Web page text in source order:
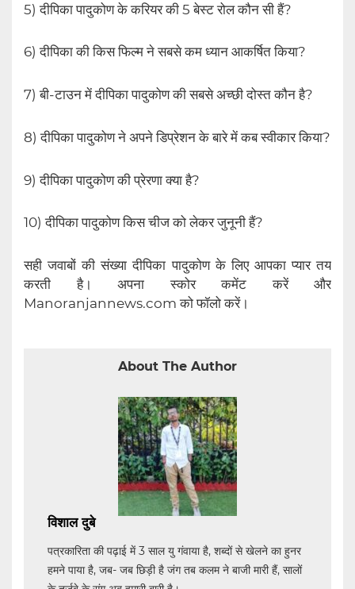
5) दीपिका पादुकोण के करियर की 5 बेस्ट रोल कौन सी हैं?
6) दीपिका की किस फिल्म ने सबसे कम ध्यान आकर्षित किया?
7) बी-टाउन में दीपिका पादुकोण की सबसे अच्छी दोस्त कौन है?
8) दीपिका पादुकोण ने अपने डिप्रेशन के बारे में कब स्वीकार किया?
9) दीपिका पादुकोण की प्रेरणा क्या है?
10) दीपिका पादुकोण किस चीज को लेकर जुनूनी हैं?
सही जवाबों की संख्या दीपिका पादुकोण के लिए आपका प्यार तय
करती है। अपना स्कोर कमेंट करें और
Manoranjannews.com को फॉलो करें।
About The Author
विशाल दुबे
पत्रकारिता की पढ़ाई में 3 साल यु गंवाया है, शब्दों से खेलने का हुनर
हमने पाया है, जब- जब छिड़ी है जंग तब कलम ने बाजी मारी हैं, सालों